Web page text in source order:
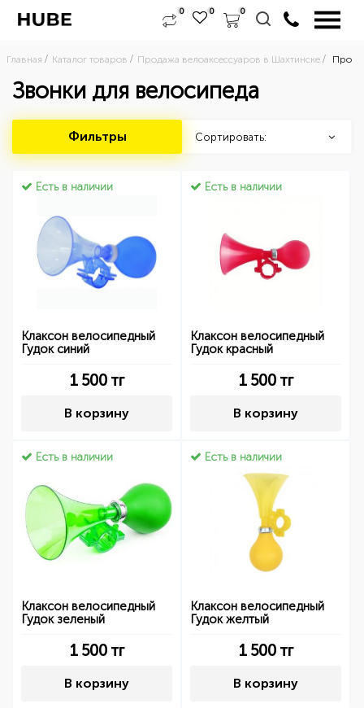
0 0 0
Главная Каталог товаров Продажа велоаксессуаров в Шахтинске
Звонки для велосипеда
Фильтры Сортировать:
Есть в наличии
Клаксон велосипедный
Гудок синий
1 500тг
В корзину
Есть в наличии
Клаксон велосипедный
Гудок красный
1 500тг
В корзину
Есть в наличии
Клаксон велосипедный
Гудок зеленый
1 500тг
В корзину
Есть в наличии
Клаксон велосипедный
Гудок желтый
1 500тг
В корзину